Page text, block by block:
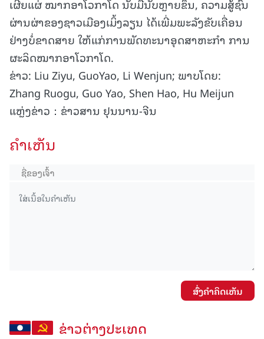
ເຜີຍແຜ່ ໝາກອາໂວກາໂດ ນັບມື້ນັບຫຼາຍຂຶ້ນ, ຄວາມສູ້ຊົນ
ຜ່ານຜ່າຂອງຊາວເມືອງເມິ້ງລຽນ ໄດ້ເພີ່ມພະລັງຂັບເຄື່ອນ
ຢ່າງບໍ່ຂາດສາຍ ໃຫ້ແກ່ການພັດທະນາອຸດສາຫະກຳ ການ
ຜະລິດໝາກອາໂວກາໂດ.
ຂ່າວ: Liu Ziyu, GuoYao, Li Wenjun; ພາບໂດຍ:
Zhang Ruogu, Guo Yao, Shen Hao, Hu Meijun
ແຫຼ່ງຂ່າວ：ຂ່າວສານ ຢຸນນານ-ຈີນ
ຄໍາເຫັນ
ສົ່ງຄໍາຄິດເຫັນ
ຂ່າວຕ່າງປະເທດ